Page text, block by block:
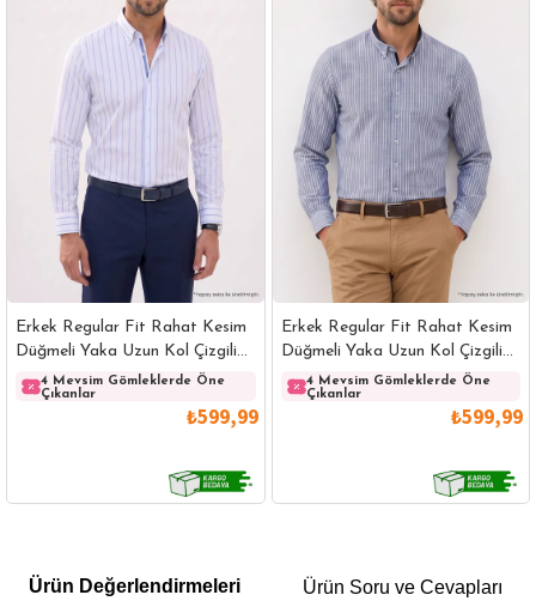
Erkek Regular Fit Rahat Kesim
Düğmeli Yaka Uzun Kol Çizgili
Pamuklu Beyaz Gömlek
4 Mevsim Gömleklerde Öne
Çıkanlar
₺599,99
Erkek Regular Fit Rahat Kesim
Düğmeli Yaka Uzun Kol Çizgili
Pamuklu Lacivert Gömlek
4 Mevsim Gömleklerde Öne
Çıkanlar
₺599,99
POLO YAKA T-SHIRT KEMER BOXER
Ürün Değerlendirmeleri Ürün Soru ve Cevapları